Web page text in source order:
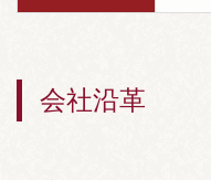
会社沿革